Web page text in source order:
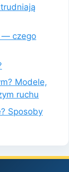
— czego
Modele,
ruchu
Sposoby